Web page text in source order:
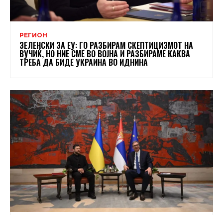
РЕГИОН
ЗЕЛЕНСКИ ЗА ЕУ: ГО РАЗБИРАМ СКЕПТИЦИЗМОТ НА
ВУЧИЌ, НО НИЕ СМЕ ВО ВОЈНА И РАЗБИРАМЕ КАКВА
ТРЕБА ДА БИДЕ УКРАИНА ВО ИДНИНА